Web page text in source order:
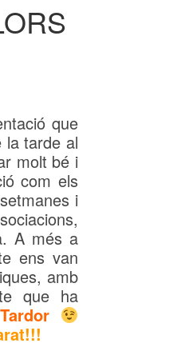
que
la tarde al
molt bé i
com els
i
A més a
ens van
amb
que ha